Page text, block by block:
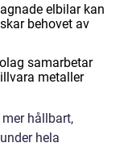
elbilar kan
behovet av
samarbetar
metaller
hållbart,
hela